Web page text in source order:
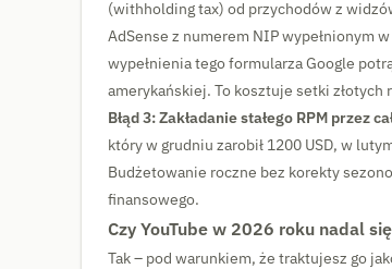
(withholding tax) od przychodów z
AdSense z numerem NIP wypełnionym
wypełnienia tego formularza Google
amerykańskiej. To kosztuje setki
Błąd 3: Zakładanie stałego RPM przez
który w grudniu zarobił 1200 USD, w
Budżetowanie roczne bez korekty
finansowego.
Czy YouTube w 2026 roku nadal
Tak – pod warunkiem, że traktujesz go